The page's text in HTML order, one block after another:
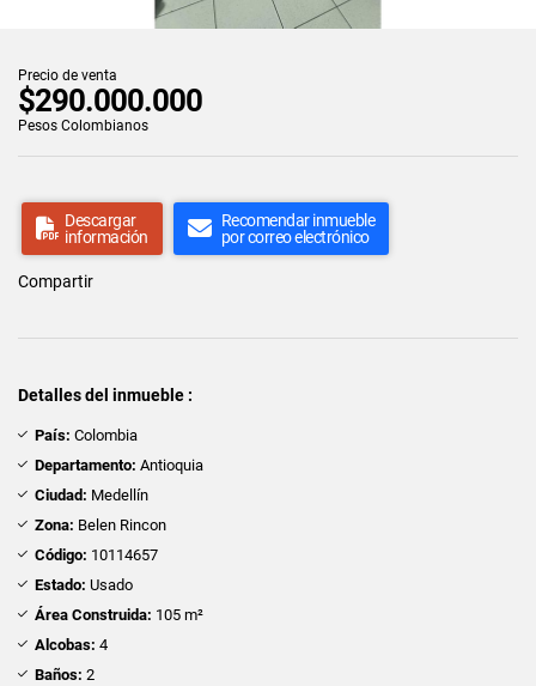
Precio de venta
$290.000.000
Pesos Colombianos
Descargar
información
Recomendar inmueble
por correo electrónico
Compartir
Detalles del inmueble :
País: Colombia
Departamento: Antioquia
Ciudad: Medellín
Zona: Belen Rincon
Código: 10114657
Estado: Usado
Área Construida: 105 m²
Alcobas: 4
Baños: 2